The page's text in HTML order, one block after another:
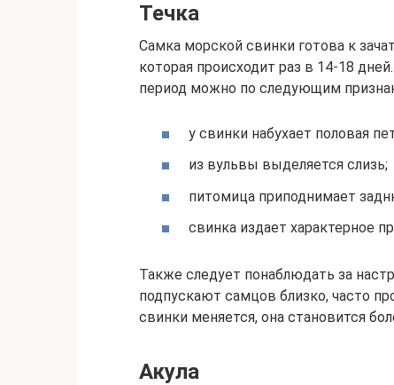
Течка
Самка морской свинки готова к
которая происходит раз в 14-18
период можно по следующим
у свинки набухает половая
из вульвы выделяется слизь;
питомица приподнимает
свинка издает характерное
Также следует понаблюдать за
подпускают самцов близко, часто
свинки меняется, она становится
Акула